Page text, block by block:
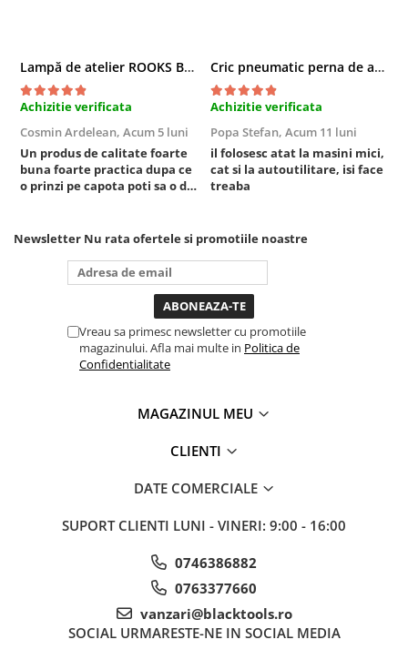
Scule pentru nituit si capsat
Slefuitoare Pneumatice
Scule speciale
Diagnoza si masurari
Injectoare
Motor
Sistem directie
Sistem franare
Sistem Vibro-Power
Sisteme de ridicare si sustinere
Capre Auto
Cricuri Hidraulice
Masini de dejantat roti
Truse de scule si accesorii
Truse si accesorii 1/2
Lampă de atelier ROOKS B2 HYBRID pentru capotă, 2000 lumeni, 5000 mAh
Achizitie verificata
Cosmin Ardelean, Acum 5 luni
Un produs de calitate foarte
buna foarte practica dupa ce
o prinzi pe capota poti sa o dai
puternica si de la baterie care
tine destul de mult dar daca o
bagi la priza nu mai ai treaba
toata ziua ,ce...
Cric pneumatic perna de aer cu inaltator 6T
Achizitie verificata
Popa Stefan, Acum 11 luni
il folosesc atat la masini mici,
cat si la autoutilitare, isi face
treaba
Newsletter Nu rata ofertele si promotiile noastre
Vreau sa primesc newsletter cu promotiile
magazinului. Afla mai multe in Politica de
Confidentialitate
MAGAZINUL MEU
CLIENTI
DATE COMERCIALE
SUPORT CLIENTI LUNI - VINERI: 9:00 - 16:00
0746386882
0763377660
vanzari@blacktools.ro
SOCIAL URMARESTE-NE IN SOCIAL MEDIA